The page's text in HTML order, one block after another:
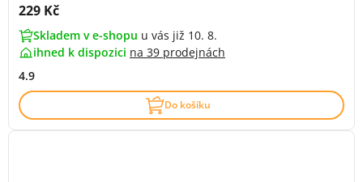
Cena s DPH:
229 Kč
Skladem v e-shopu u vás již 10. 8.
ihned k dispozici na 39 prodejnách
4.9
Do košíku